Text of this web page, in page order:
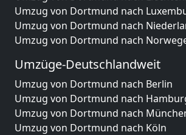
Umzug von Dortmund nach
Umzug von Dortmund nach
Umzug von Dortmund nach
Umzüge-Deutschlandweit
Umzug von Dortmund nach Berlin
Umzug von Dortmund nach
Umzug von Dortmund nach
Umzug von Dortmund nach Köln